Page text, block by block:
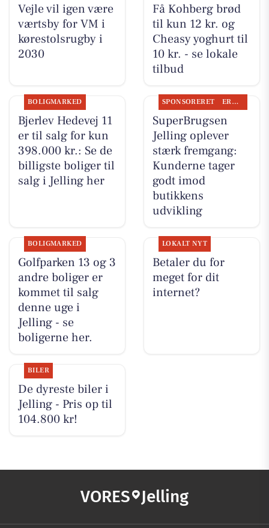
Vejle vil igen være
værtsby for VM i
kørestolsrugby i
2030
Få Kohberg brød
til kun 12 kr. og
Cheasy yoghurt til
10 kr. - se lokale
tilbud
BOLIGMARKED
Bjerlev Hedevej 11
er til salg for kun
398.000 kr.: Se de
billigste boliger til
salg i Jelling her
SPONSORERET ERHVERV
SuperBrugsen
Jelling oplever
stærk fremgang:
Kunderne tager
godt imod
butikkens
udvikling
BOLIGMARKED
Golfparken 13 og 3
andre boliger er
kommet til salg
denne uge i
Jelling - se
boligerne her.
LOKALT NYT
Betaler du for
meget for dit
internet?
BILER
De dyreste biler i
Jelling - Pris op til
104.800 kr!
VORES Jelling